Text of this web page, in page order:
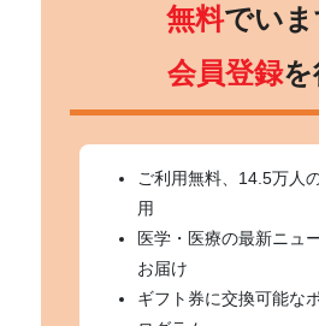
無料でい
会員登録を
ご利用無料、14.5万人
用
医学・医療の最新ニュ
お届け
ギフト券に交換可能な